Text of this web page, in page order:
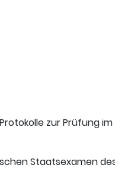
zur Prüfung im
Staatsexamen